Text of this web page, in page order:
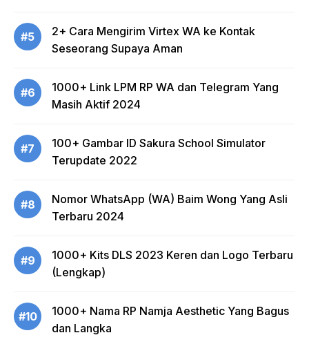
#5
2+ Cara Mengirim Virtex WA ke Kontak
Seseorang Supaya Aman
#6
1000+ Link LPM RP WA dan Telegram Yang
Masih Aktif 2024
#7
100+ Gambar ID Sakura School Simulator
Terupdate 2022
#8
Nomor WhatsApp (WA) Baim Wong Yang Asli
Terbaru 2024
#9
1000+ Kits DLS 2023 Keren dan Logo Terbaru
(Lengkap)
#10
1000+ Nama RP Namja Aesthetic Yang Bagus
dan Langka